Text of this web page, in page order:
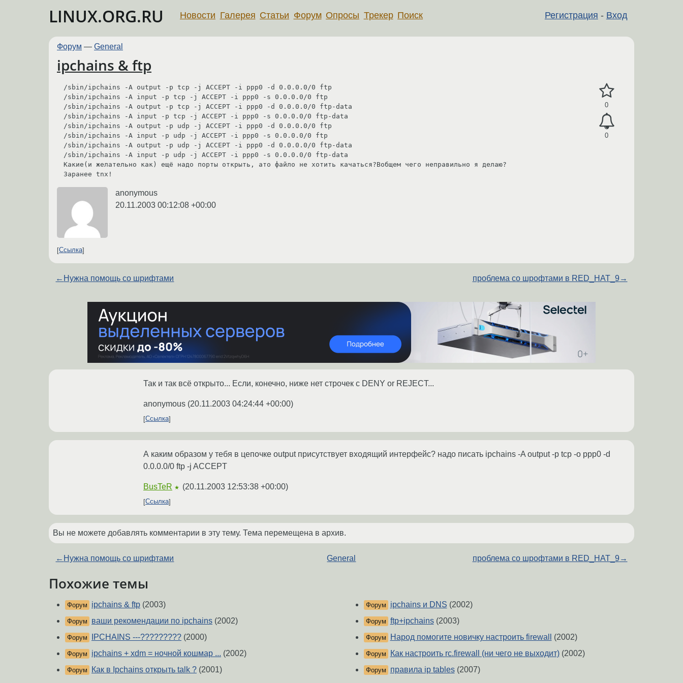
LINUX.ORG.RU Регистрация - Вход
Новости Галерея Статьи Форум Опросы Трекер Поиск
Форум — General
ipchains & ftp
0
0
/sbin/ipchains -A output -p tcp -j ACCEPT -i ppp0 -d 0.0.0.0/0 ftp
/sbin/ipchains -A input -p tcp -j ACCEPT -i ppp0 -s 0.0.0.0/0 ftp
/sbin/ipchains -A output -p tcp -j ACCEPT -i ppp0 -d 0.0.0.0/0 ftp-data
/sbin/ipchains -A input -p tcp -j ACCEPT -i ppp0 -s 0.0.0.0/0 ftp-data
/sbin/ipchains -A output -p udp -j ACCEPT -i ppp0 -d 0.0.0.0/0 ftp
/sbin/ipchains -A input -p udp -j ACCEPT -i ppp0 -s 0.0.0.0/0 ftp
/sbin/ipchains -A output -p udp -j ACCEPT -i ppp0 -d 0.0.0.0/0 ftp-data
/sbin/ipchains -A input -p udp -j ACCEPT -i ppp0 -s 0.0.0.0/0 ftp-data
Какие(и желательно как) ещё надо порты открыть, ато файло не хотить качаться?Вобщем чего неправильно я делаю?
Заранее tnx!
anonymous
20.11.2003 00:12:08 +00:00
Ссылка
← Нужна помощь со шрифтами проблема со шрофтами в RED_HAT_9 →
Так и так всё открыто... Если, конечно, ниже нет строчек с DENY or REJECT...
anonymous (20.11.2003 04:24:44 +00:00)
Ссылка
А каким образом у тебя в цепочке output присутствует входящий интерфейс? надо писать ipchains -A output -p tcp -o ppp0 -d
0.0.0.0/0 ftp -j ACCEPT
BusTeR ★ (20.11.2003 12:53:38 +00:00)
Ссылка
Вы не можете добавлять комментарии в эту тему. Тема перемещена в архив.
← Нужна помощь со шрифтами General проблема со шрофтами в RED_HAT_9 →
Похожие темы
Форум ipchains & ftp (2003)
Форум ваши рекомендации по ipchains (2002)
Форум IPCHAINS ---????????? (2000)
Форум ipchains + xdm = ночной кошмар ... (2002)
Форум Как в Ipchains открыть talk ? (2001)
Форум ipchains и DNS (2002)
Форум ftp+ipchains(2003)
Форум Народ помогите новичку настроить firewall (2002)
Форум Как настроить rc.firewall (ни чего не выходит)(2002)
Форум правила ip tables(2007)